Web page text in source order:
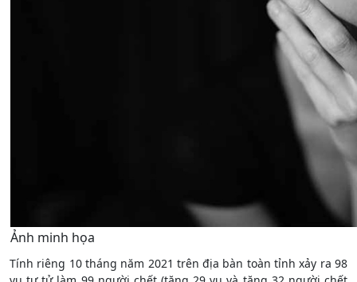
Ảnh minh họa
Tính riêng 10 tháng năm 2021 trên địa bàn toàn tỉnh xảy ra 98